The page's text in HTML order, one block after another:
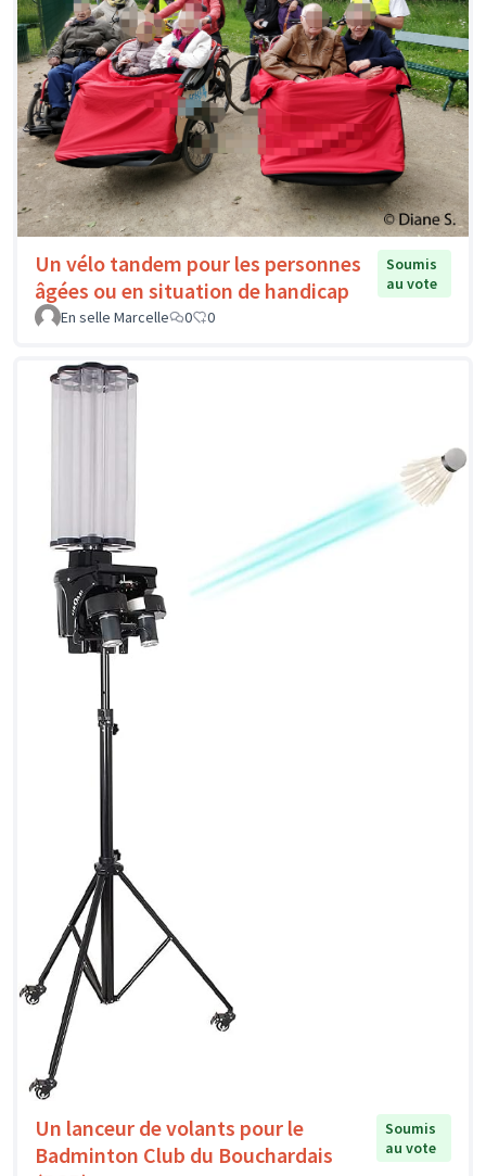
Un vélo tandem pour les personnes
âgées ou en situation de handicap
Soumis
au vote
En selle Marcelle
0 0
Un lanceur de volants pour le
Badminton Club du Bouchardais
Soumis
au vote